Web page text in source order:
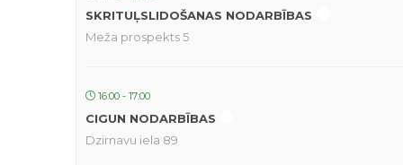
SKRITUĻSLIDOŠANAS NODARBĪBAS
Meža prospekts 5
16:00 - 17:00
CIGUN NODARBĪBAS
Dzirnavu iela 89